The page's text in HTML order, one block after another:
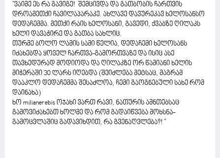
"ვაიმე ეს რა გავიგე! შემცივდა და გათბობის ჩართვის
დროამეთქი ჩავილაპარაკე. ახლავე დავურეკავ ხელოსანსო
დედაჩემმა. მეთქი რაის ხელოსანი, გავედი, ქვაბზე ღილაკს
ხელი დავაჭირე და გათბა სახლიც.
თურმე ბოლო ლამის სამი წელია, დედაჩემი ხელოსანს
იძახებდა ყოველ ჩართვა-გამორთვაზე და ისიც ასე
თავხედურად მოდიოდა და ღილაკზე ორ წამიანი ხელის
მიჭერაში 30 ლარს იღებდა (შეიძლება მეტსაც, მაგრამ
დააკლო დედაჩემმა შესაძლოა, ჩემი გაოგნებული სახე რომ
დაინახა)
ხო milianerebis ოჯახი ვართ რავი, ნათურის ამნთებსაც
გამოვიძახებთ ხოლმე და რომ გადაიწვება მოხსნა-
გამოცვლაშიც გადავიხდით, რა გვენაღვლება?! "